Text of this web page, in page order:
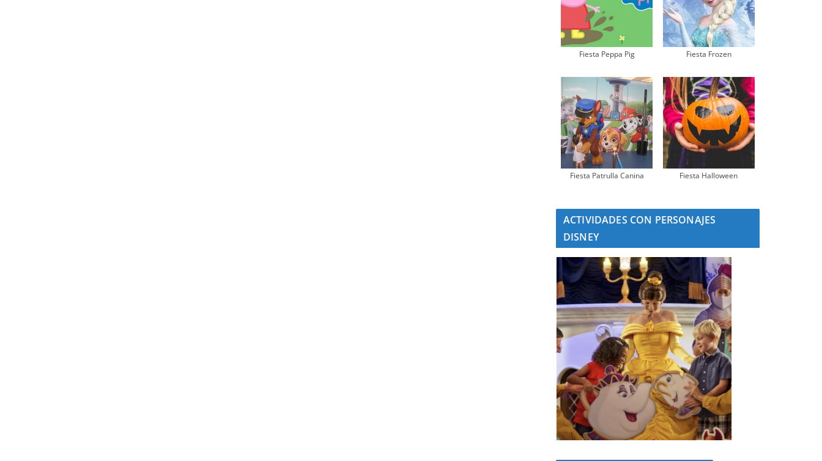
Fiesta Peppa Pig Fiesta Frozen
Fiesta Patrulla Canina Fiesta Halloween
ACTIVIDADES CON PERSONAJES
DISNEY